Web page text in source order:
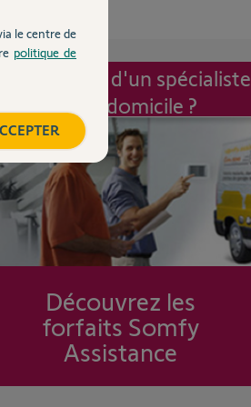
Intervention d'un spécialiste
à mon domicile ?
Découvrez les
forfaits Somfy
Assistance
le centre de
politique de